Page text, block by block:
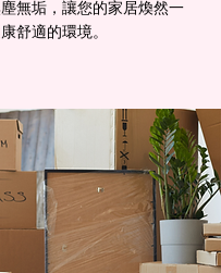
無垢，讓您的家居煥然一
舒適的環境。